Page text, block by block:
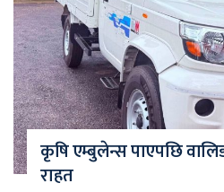
कृषि एम्बुलेन्स पाएपछि
राहत